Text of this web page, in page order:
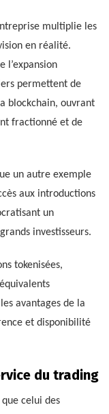
multiplie les
en réalité.
l’expansion
permettent de
blockchain, ouvrant
fractionné et de
un autre exemple
aux introductions
un
investisseurs.
tokenisées,
avantages de la
et disponibilité
du trading
celui des